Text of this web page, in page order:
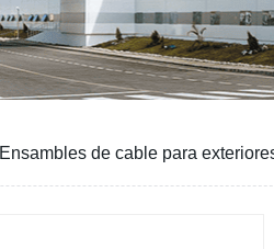
Ensambles de cable para